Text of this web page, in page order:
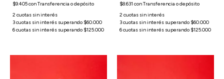
$9.405conTransferencia o depósito $8.631 conTransferencia o depósito